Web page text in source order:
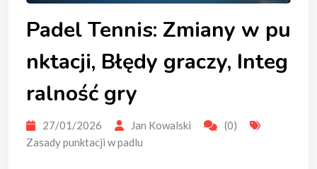
Padel Tennis: Zmiany w pu
nktacji, Błędy graczy, Integ
ralność gry
27/01/2026 Jan Kowalski
(0)
Zasady punktacji w padlu